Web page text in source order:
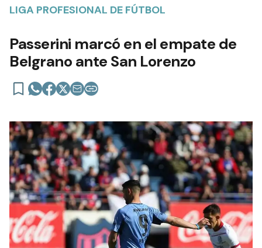
LIGA PROFESIONAL DE FÚTBOL
Passerini marcó en el empate de
Belgrano ante San Lorenzo